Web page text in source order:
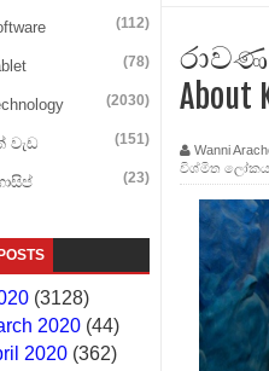
PATHINIYE Song Lyrics -
Sorry Sir Song Lyrics - සොරි සර්
Mathaka Aluthin Liyanna
Sandak Awith Song Lyrics -
Swetha Sande Song Lyrics -
Ma Igili Giya Lyrics - මා ඉගිලී
Ras Balan Song Lyrics - රැස්
(112)
(78)
(2030)
වැඩ (151)
(23)
(3128)
2020 (44)
2020 (362)
රාවණ
About
Wanni
විශ්මිත ලෝකය